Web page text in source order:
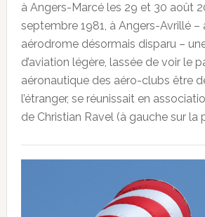
à Angers-Marcé les 29 et 30 août
septembre 1981, à Angers-Avrillé –
aérodrome désormais disparu –
d’aviation légère, lassée de voir le
aéronautique des aéro-clubs être
l’étranger, se réunissait en
de Christian Ravel (à gauche sur la